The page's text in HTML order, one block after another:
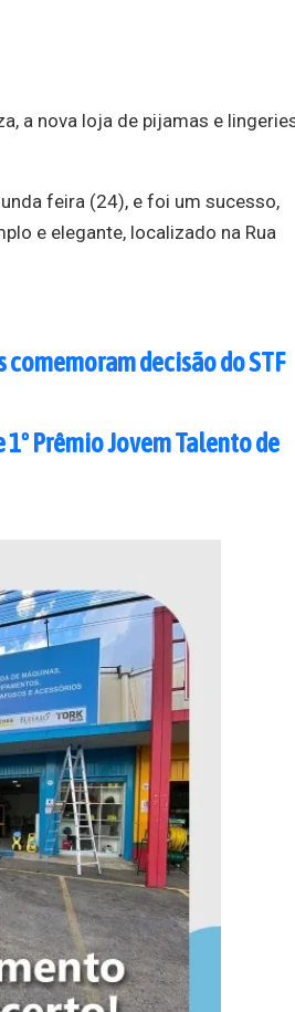
a nova loja de pijamas e
feira (24), e foi um sucesso,
e elegante, localizado na Rua
comemoram decisão do STF
Prêmio Jovem Talento de